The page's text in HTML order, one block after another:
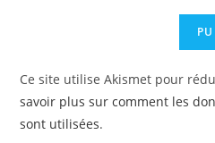
Ce site utilise Akismet pour
savoir plus sur comment les
sont utilisées.